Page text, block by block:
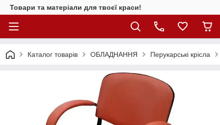
Товари та матеріали для твоєї краси!
Каталог товарiв ОБЛАДНАННЯ Перукарські крісла